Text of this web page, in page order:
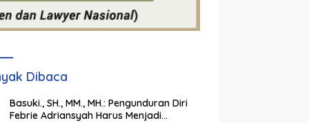
Dibaca
Basuki., SH., MM., MH.: Pengunduran Diri
Febrie Adriansyah Harus Menjadi